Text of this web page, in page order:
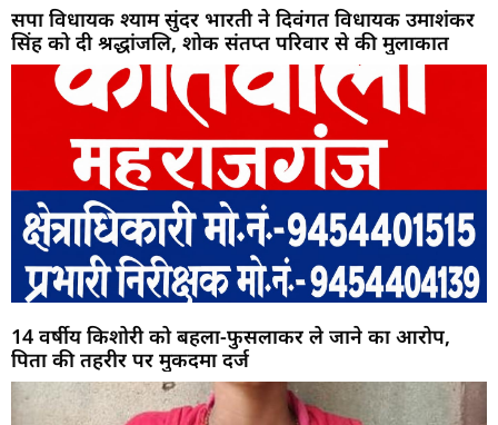
सपा विधायक श्याम सुंदर भारती ने दिवंगत विधायक उमाशंकर
सिंह को दी श्रद्धांजलि, शोक संतप्त परिवार से की मुलाकात
14 वर्षीय किशोरी को बहला-फुसलाकर ले जाने का आरोप,
पिता की तहरीर पर मुकदमा दर्ज